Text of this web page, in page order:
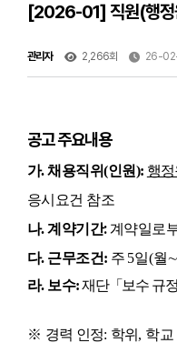
[2026-01] 직원(행정
관리자 2,266회 26-
공고 주요내용
가.채용직위(인원): 행
응시요건 참조
나.계약기간: 계약일로
다. 근무조건: 주 5일(월∼
라. 보수:재단「 보수 규정
※ 경력 인정: 학위 , 학교